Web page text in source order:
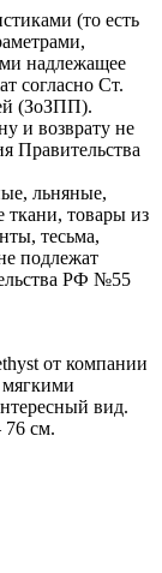
(то есть
надлежащее
согласно Ст.
(ЗоЗПП).
и возврату не
Правительства
льняные,
ткани, товары из
тесьма,
подлежат
РФ №55
от компании
вид.
76 см.